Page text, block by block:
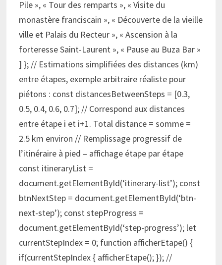
Pile », « Tour des remparts », « Visite du
monastère franciscain », « Découverte de la vieille
ville et Palais du Recteur », « Ascension à la
forteresse Saint-Laurent », « Pause au Buza Bar »
] }; // Estimations simplifiées des distances (km)
entre étapes, exemple arbitraire réaliste pour
piétons : const distancesBetweenSteps = [0.3,
0.5, 0.4, 0.6, 0.7]; // Correspond aux distances
entre étape i et i+1. Total distance = somme =
2.5 km environ // Remplissage progressif de
l’itinéraire à pied – affichage étape par étape
const itineraryList =
document.getElementById(‘itinerary-list’); const
btnNextStep = document.getElementById(‘btn-
next-step’); const stepProgress =
document.getElementById(‘step-progress’); let
currentStepIndex = 0; function afficherEtape() {
if(currentStepIndex { afficherEtape(); }); //